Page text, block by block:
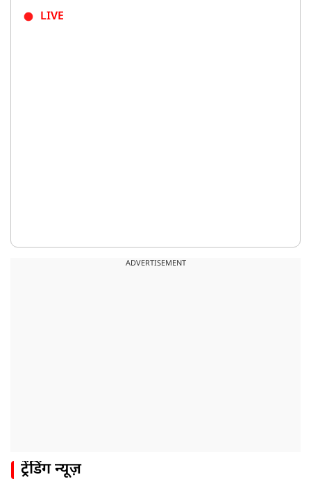
LIVE
ADVERTISEMENT
ट्रेंडिंग न्यूज़